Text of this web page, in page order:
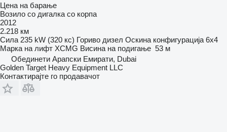
Цена на барање
Возило со дигалка со корпа
2012
2.218 км
Сила 235 kW (320 кс) Гориво дизел Оскина конфигурација 6x4
Марка на лифт XCMG Висина на подигање 53 м
Обединети Арапски Емирати, Dubai
Golden Target Heavy Equipment LLC
Контактирајте го продавачот